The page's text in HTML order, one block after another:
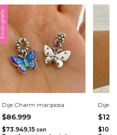
Envío gratis
Dije Charm mariposa
$86.999
$73.949,15 con
Dije